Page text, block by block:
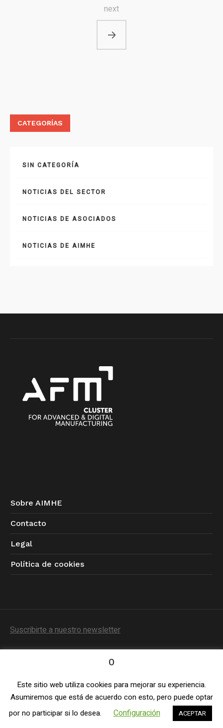
next
CATEGORÍAS
SIN CATEGORÍA
NOTICIAS DEL SECTOR
NOTICIAS DE ASOCIADOS
NOTICIAS DE AIMHE
Sobre AIMHE
Contacto
Legal
Política de cookies
Suscribirte a nuestro newsletter
Política de Privacidad/ © 2023 AIMHE / Todos los
derechos reservados
0
Este sitio web utiliza cookies para mejorar su experiencia.
Asumiremos que está de acuerdo con esto, pero puede optar
por no participar si lo desea.
Configuración ACEPTAR